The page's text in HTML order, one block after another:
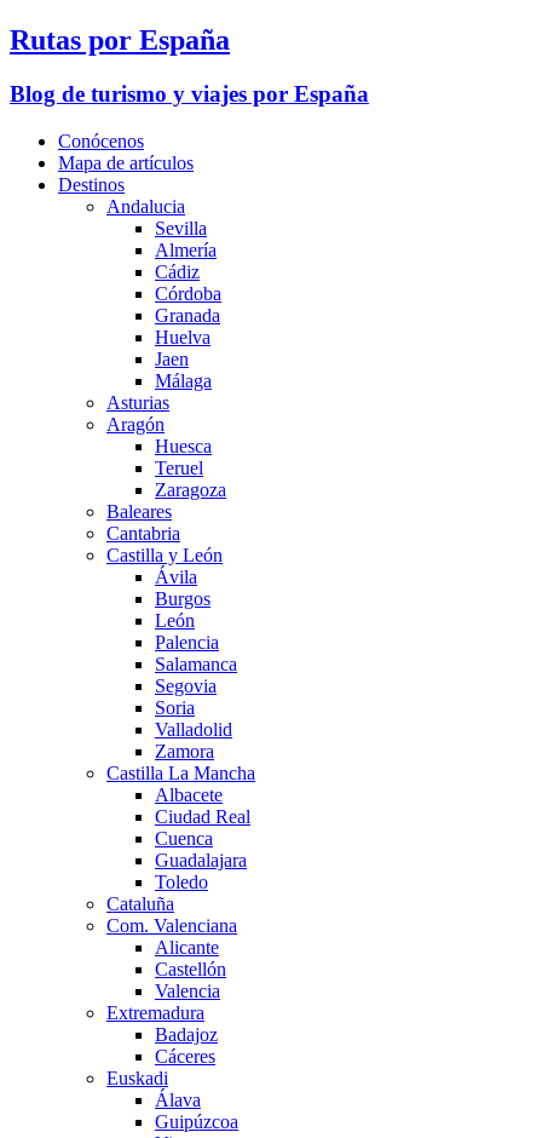
Rutas por España
Blog de turismo y viajes por España
Conócenos
Mapa de artículos
Destinos
Andalucia
Sevilla
Almería
Cádiz
Córdoba
Granada
Huelva
Jaen
Málaga
Asturias
Aragón
Huesca
Teruel
Zaragoza
Baleares
Cantabria
Castilla y León
Ávila
Burgos
León
Palencia
Salamanca
Segovia
Soria
Valladolid
Zamora
Castilla La Mancha
Albacete
Ciudad Real
Cuenca
Guadalajara
Toledo
Cataluña
Com. Valenciana
Alicante
Castellón
Valencia
Extremadura
Badajoz
Cáceres
Euskadi
Álava
Guipúzcoa